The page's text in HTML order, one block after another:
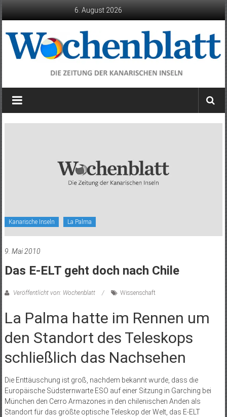
6. August 2026
Wochenblatt
die
Kanarische Inseln La Palma
9. Mai 2010
Das E-ELT geht doch nach Chile
Veröffentlicht von: Wochenblatt Wissenschaft
La Palma hatte im Rennen um
den Standort des Teleskops
schließlich das Nachsehen
Die Enttäuschung ist groß, nachdem bekannt wurde, dass die
Europäische Südsternwarte ESO auf einer Sitzung in Garching bei
München den Cerro Armazones in den chilenischen Anden als
Standort für das größte optische Teleskop der Welt, das E-ELT